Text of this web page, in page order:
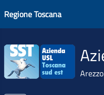
Regione Toscana